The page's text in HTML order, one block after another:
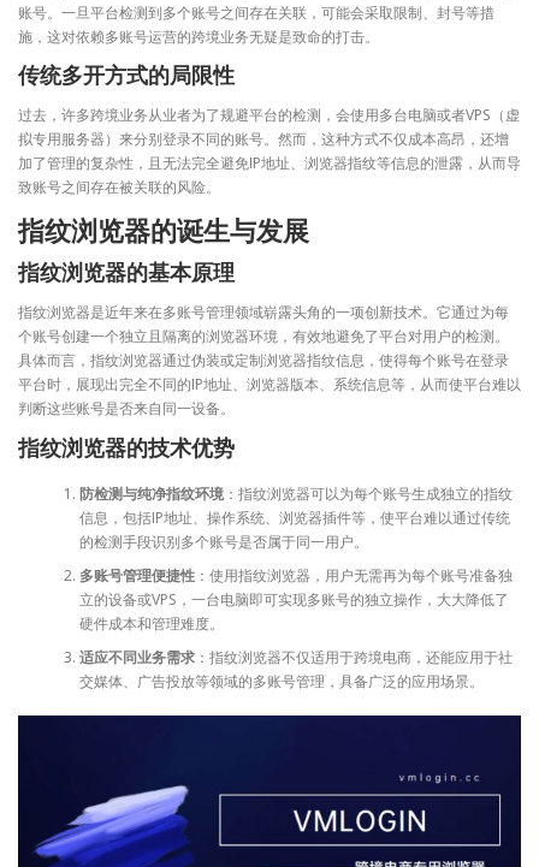
账号。一旦平台检测到多个账号之间存在关联，可能会采取限制、封号等措
施，这对依赖多账号运营的跨境业务无疑是致命的打击。
传统多开方式的局限性
过去，许多跨境业务从业者为了规避平台的检测，会使用多台电脑或者VPS（虚
拟专用服务器）来分别登录不同的账号。然而，这种方式不仅成本高昂，还增
加了管理的复杂性，且无法完全避免IP地址、浏览器指纹等信息的泄露，从而导
致账号之间存在被关联的风险。
指纹浏览器的诞生与发展
指纹浏览器的基本原理
指纹浏览器是近年来在多账号管理领域崭露头角的一项创新技术。它通过为每
个账号创建一个独立且隔离的浏览器环境，有效地避免了平台对用户的检测。
具体而言，指纹浏览器通过伪装或定制浏览器指纹信息，使得每个账号在登录
平台时，展现出完全不同的IP地址、浏览器版本、系统信息等，从而使平台难以
判断这些账号是否来自同一设备。
指纹浏览器的技术优势
防检测与纯净指纹环境：指纹浏览器可以为每个账号生成独立的指纹
信息，包括IP地址、操作系统、浏览器插件等，使平台难以通过传统
的检测手段识别多个账号是否属于同一用户。
多账号管理便捷性：使用指纹浏览器，用户无需再为每个账号准备独
立的设备或VPS，一台电脑即可实现多账号的独立操作，大大降低了
硬件成本和管理难度。
适应不同业务需求：指纹浏览器不仅适用于跨境电商，还能应用于社
交媒体、广告投放等领域的多账号管理，具备广泛的应用场景。